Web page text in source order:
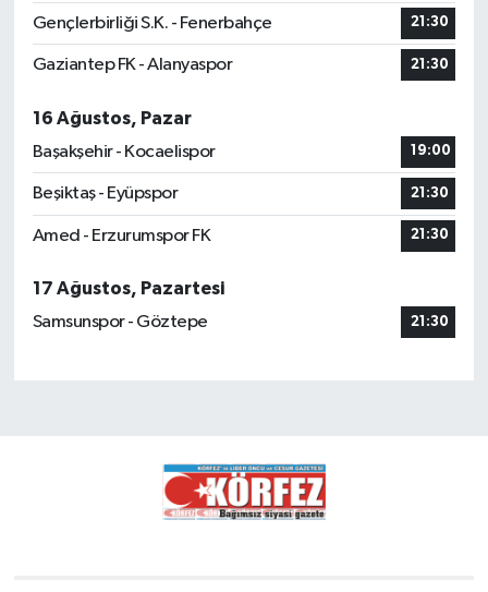
Gençlerbirliği S.K. - Fenerbahçe 21:30
Gaziantep FK - Alanyaspor 21:30
16 Ağustos, Pazar
Başakşehir - Kocaelispor
19:00
Beşiktaş - Eyüpspor 21:30
Amed - Erzurumspor FK 21:30
17 Ağustos, Pazartesi
Samsunspor - Göztepe
21:30